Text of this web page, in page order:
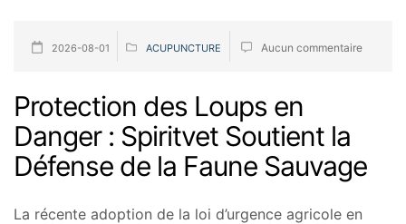
2026-08-01 ACUPUNCTURE Aucun commentaire
Protection des Loups en
Danger : Spiritvet Soutient la
Défense de la Faune Sauvage
La récente adoption de la loi d’urgence agricole en